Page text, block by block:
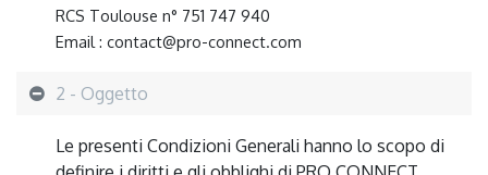
RCS Toulouse n° 751 747 940
Email : contact@pro-connect.com
2 - Oggetto
Le presenti Condizioni Generali hanno lo scopo di